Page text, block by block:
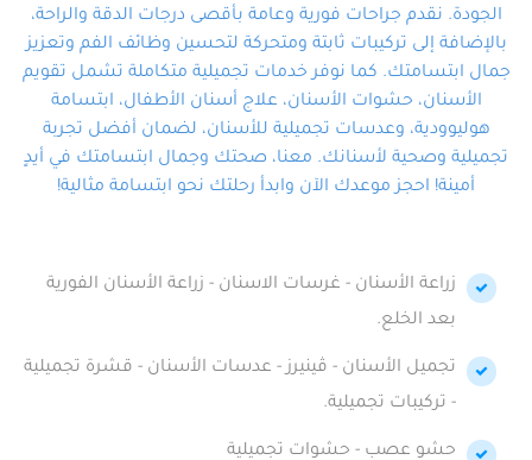
الجودة. نقدم جراحات فورية وعامة بأقصى درجات الدقة والراحة،
بالإضافة إلى تركيبات ثابتة ومتحركة لتحسين وظائف الفم وتعزيز
جمال ابتسامتك. كما نوفر خدمات تجميلية متكاملة تشمل تقويم
الأسنان، حشوات الأسنان، علاج أسنان الأطفال، ابتسامة
هوليوودية، وعدسات تجميلية للأسنان، لضمان أفضل تجربة
تجميلية وصحية لأسنانك. معنا، صحتك وجمال ابتسامتك في أيدٍ
أمينة! احجز موعدك الآن وابدأ رحلتك نحو ابتسامة مثالية!
زراعة الأسنان - غرسات الاسنان - زراعة الأسنان الفورية
بعد الخلع.
تجميل الأسنان - ڤينيرز - عدسات الأسنان - قشرة تجميلية
- تركيبات تجميلية.
حشو عصب - حشوات تجميلية